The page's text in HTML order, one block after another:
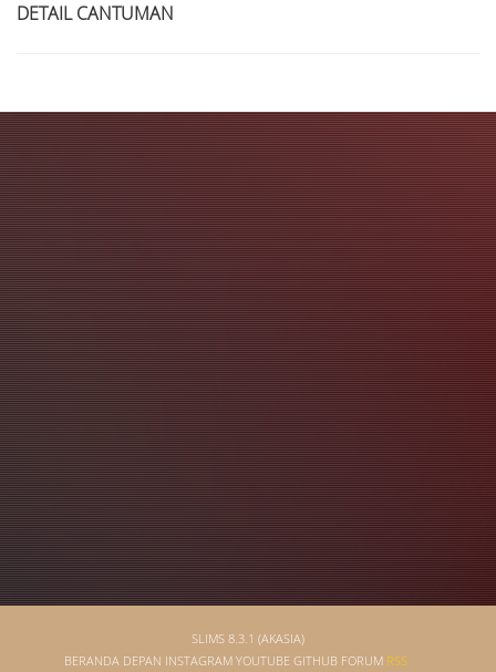
DETAIL CANTUMAN
Judul
Pengarang
Subyek
ISBN/ISSN
Tipe Koleksi
Lokasi
GMD
SLIMS 8.3.1 (AKASIA)
BERANDA DEPAN INSTAGRAM YOUTUBE GITHUB FORUM RSS